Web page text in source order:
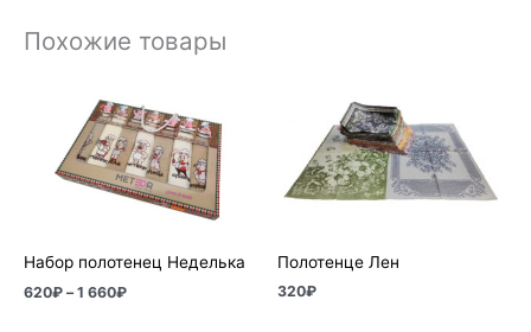
Похожие товары
Набор полотенец Неделька
620₽ – 1 660₽
620₽
–
1
660₽
Полотенце Лен
320₽